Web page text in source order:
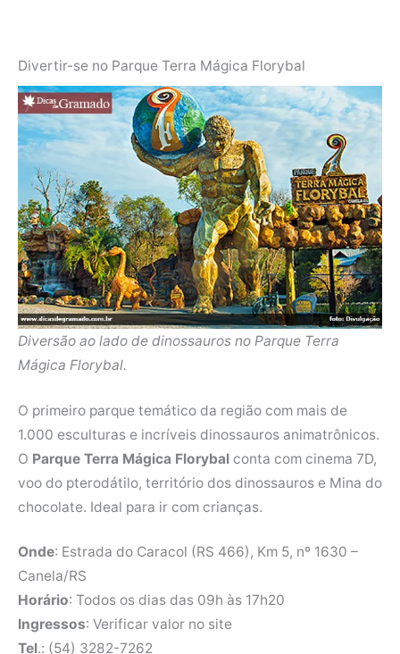
Divertir-se no Parque Terra Mágica Florybal
Diversão ao lado de dinossauros no Parque Terra
Mágica Florybal.
O primeiro parque temático da região com mais de
1.000 esculturas e incríveis dinossauros animatrônicos.
O Parque Terra Mágica Florybal conta com cinema 7D,
voo do pterodátilo, território dos dinossauros e Mina do
chocolate. Ideal para ir com crianças.
Onde: Estrada do Caracol (RS 466), Km 5, nº 1630 –
Canela/RS
Horário: Todos os dias das 09h às 17h20
Ingressos: Verificar valor no site
Tel.: (54) 3282-7262